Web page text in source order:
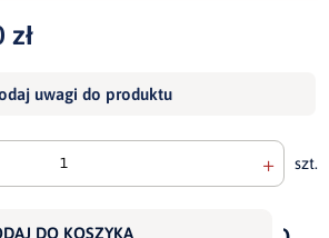
zł
uwagi do produktu
+ szt.
DO KOSZYKA